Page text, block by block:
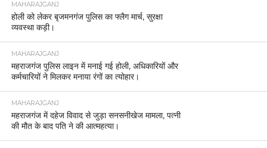
MAHARAJGANJ
होली को लेकर बृजमनगंज पुलिस का फ्लैग मार्च, सुरक्षा
व्यवस्था कड़ी।
MAHARAJGANJ
महराजगंज पुलिस लाइन में मनाई गई होली, अधिकारियों और
कर्मचारियों ने मिलकर मनाया रंगों का त्योहार।
MAHARAJGANJ
महराजगंज में दहेज विवाद से जुड़ा सनसनीखेज मामला, पत्नी
की मौत के बाद पति ने की आत्महत्या।